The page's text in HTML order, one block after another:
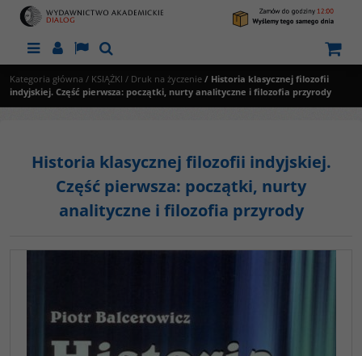
MenuPanelLangSzukaj
Kategoria główna / KSIĄŻKI / Druk na życzenie / Historia klasycznej filozofii
indyjskiej. Część pierwsza: początki, nurty analityczne i filozofia przyrody
Historia klasycznej filozofii indyjskiej.
Część pierwsza: początki, nurty
analityczne i filozofia przyrody